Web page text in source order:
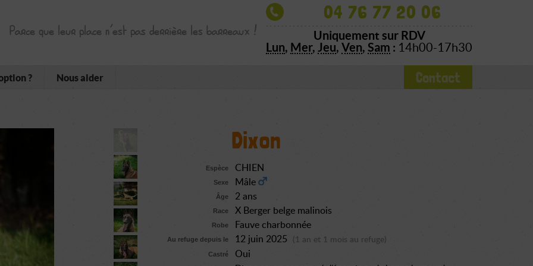
Parce que leur place n’est pas derrière les barreaux !
04 76 77 20 06
Uniquement sur RDV
Lun, Mer, Jeu, Ven, Sam : 14h00-17h30
? Nous aider Contact
Dixon
Espèce CHIEN
Sexe Mâle
Âge 2 ans
Race X Berger belge malinois
Robe Fauve charbonnée
Au refuge depuis le 12 juin 2025 (1 an et 1 mois au refuge)
Castré Oui